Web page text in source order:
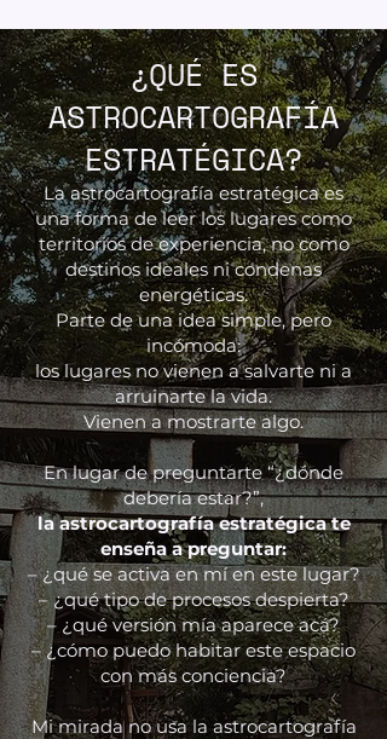
¿QUÉ ES
ASTROCARTOGRAFÍA
ESTRATÉGICA?
La astrocartografía estratégica es
una forma de leer los lugares como
territorios de experiencia, no como
destinos ideales ni condenas
energéticas.
Parte de una idea simple, pero
incómoda:
los lugares no vienen a salvarte ni a
arruinarte la vida.
Vienen a mostrarte algo.
En lugar de preguntarte “¿dónde
debería estar?”,
la astrocartografía estratégica te
enseña a preguntar:
– ¿qué se activa en mí en este lugar?
– ¿qué tipo de procesos despierta?
– ¿qué versión mía aparece acá?
– ¿cómo puedo habitar este espacio
con más conciencia?
Mi mirada no usa la astrocartografía